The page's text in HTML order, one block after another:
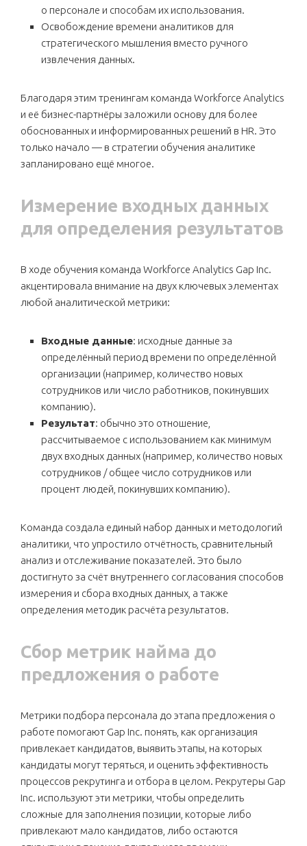
о персонале и способам их использования.
Освобождение времени аналитиков для
стратегического мышления вместо ручного
извлечения данных.
Благодаря этим тренингам команда Workforce Analytics
и её бизнес-партнёры заложили основу для более
обоснованных и информированных решений в HR. Это
только начало — в стратегии обучения аналитике
запланировано ещё многое.
Измерение входных данных
для определения результатов
В ходе обучения команда Workforce Analytics Gap Inc.
акцентировала внимание на двух ключевых элементах
любой аналитической метрики:
Входные данные: исходные данные за
определённый период времени по определённой
организации (например, количество новых
сотрудников или число работников, покинувших
компанию).
Результат: обычно это отношение,
рассчитываемое с использованием как минимум
двух входных данных (например, количество новых
сотрудников / общее число сотрудников или
процент людей, покинувших компанию).
Команда создала единый набор данных и методологий
аналитики, что упростило отчётность, сравнительный
анализ и отслеживание показателей. Это было
достигнуто за счёт внутреннего согласования способов
измерения и сбора входных данных, а также
определения методик расчёта результатов.
Сбор метрик найма до
предложения о работе
Метрики подбора персонала до этапа предложения о
работе помогают Gap Inc. понять, как организация
привлекает кандидатов, выявить этапы, на которых
кандидаты могут теряться, и оценить эффективность
процессов рекрутинга и отбора в целом. Рекрутеры Gap
Inc. используют эти метрики, чтобы определить
сложные для заполнения позиции, которые либо
привлекают мало кандидатов, либо остаются